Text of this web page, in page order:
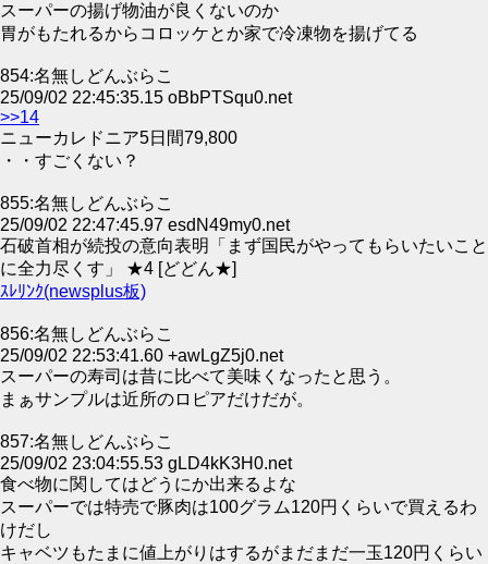
スーパーの揚げ物油が良くないのか
胃がもたれるからコロッケとか家で冷凍物を揚げてる
854:名無しどんぶらこ
25/09/02 22:45:35.15 oBbPTSqu0.net
>>14
ニューカレドニア5日間79,800
・・すごくない？
855:名無しどんぶらこ
25/09/02 22:47:45.97 esdN49my0.net
石破首相が続投の意向表明「まず国民がやってもらいたいこと
に全力尽くす」 ★4 [どどん★]
ｽﾚﾘﾝｸ(newsplus板)
856:名無しどんぶらこ
25/09/02 22:53:41.60 +awLgZ5j0.net
スーパーの寿司は昔に比べて美味くなったと思う。
まぁサンプルは近所のロピアだけだが。
857:名無しどんぶらこ
25/09/02 23:04:55.53 gLD4kK3H0.net
食べ物に関してはどうにか出来るよな
スーパーでは特売で豚肉は100グラム120円くらいで買えるわ
けだし
キャベツもたまに値上がりはするがまだまだ一玉120円くらい